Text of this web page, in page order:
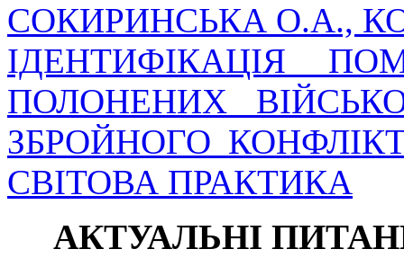
СОКИРИНСЬКА О.А.,
ІДЕНТИФІКАЦІЯ
ПОЛОНЕНИХ
ЗБРОЙНОГО
СВІТОВА ПРАКТИКА
АКТУАЛЬНІ